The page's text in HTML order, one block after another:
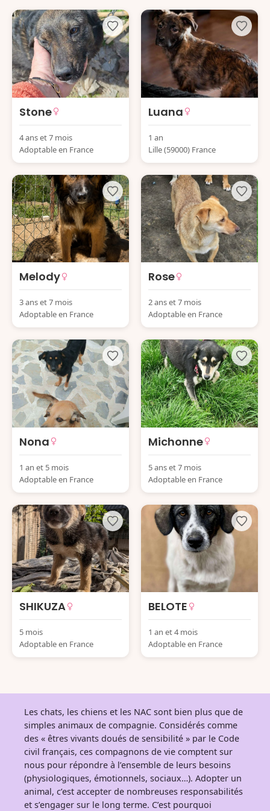
Stone
4 ans et 7 mois
Adoptable en France
Luana
1 an
Lille (59000) France
Melody
3 ans et 7 mois
Adoptable en France
Rose
2 ans et 7 mois
Adoptable en France
Nona
1 an et 5 mois
Adoptable en France
Michonne
5 ans et 7 mois
Adoptable en France
SHIKUZA
5 mois
Adoptable en France
BELOTE
1 an et 4 mois
Adoptable en France
Les chats, les chiens et les NAC sont bien plus que de
simples animaux de compagnie. Considérés comme
des « êtres vivants doués de sensibilité » par le Code
civil français, ces compagnons de vie comptent sur
nous pour répondre à l’ensemble de leurs besoins
(physiologiques, émotionnels, sociaux…). Adopter un
animal, c’est accepter de nombreuses responsabilités
et s’engager sur le long terme. C’est pourquoi